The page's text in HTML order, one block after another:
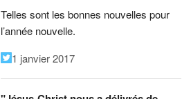
Telles sont les bonnes nouvelles pour
l’année nouvelle.
1 janvier 2017